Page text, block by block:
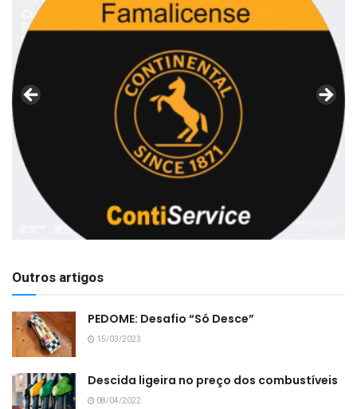
Outros artigos
PEDOME: Desafio “Só Desce”
15/03/2023
Descida ligeira no preço dos combustíveis
08/04/2022